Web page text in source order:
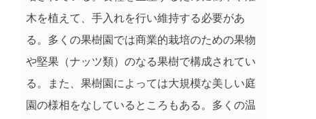
木を植えて、手入れを行い維持する必要があ
る。多くの果樹園では商業的栽培のための果物
や堅果（ナッツ類）のなる果樹で構成されてい
る。また、果樹園によっては大規模な美しい庭
園の様相をなしているところもある。多くの温